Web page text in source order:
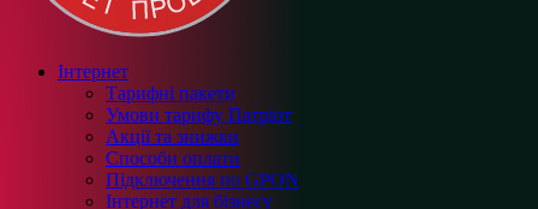
Інтернет
Тарифні пакети
Умови тарифу Патріот
Акції та знижки
Способи оплати
Підключення по GPON
Інтернет для бізнесу